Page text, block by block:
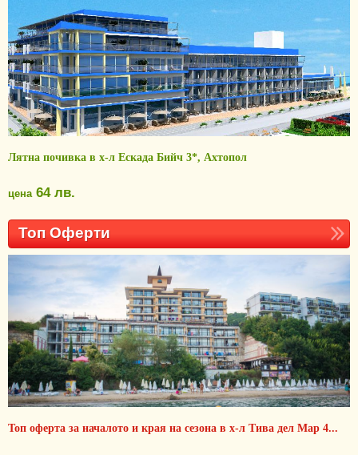
Лятна почивка в х-л Ескада Бийч 3*, Ахтопол
цена64 лв.
Топ Оферти
Топ оферта за началото и края на сезона в х-л Тива дел Мар 4...